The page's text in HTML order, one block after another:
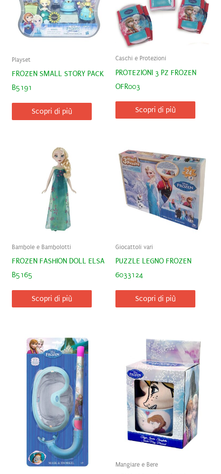
Playset
FROZEN SMALL STORY PACK
B5191
Scopri di più
Caschi e Protezioni
PROTEZIONI 3 PZ FROZEN
OFR003
Scopri di più
Bambole e Bambolotti
FROZEN FASHION DOLL ELSA
B5165
Scopri di più
Giocattoli vari
PUZZLE LEGNO FROZEN
6033124
Scopri di più
Mangiare e Bere